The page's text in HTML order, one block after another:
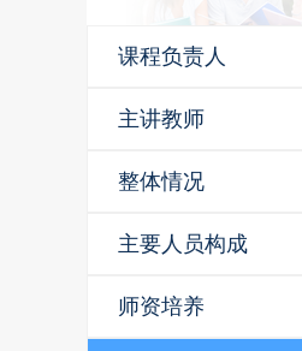
课程负责人
主讲教师
整体情况
主要人员构成
师资培养